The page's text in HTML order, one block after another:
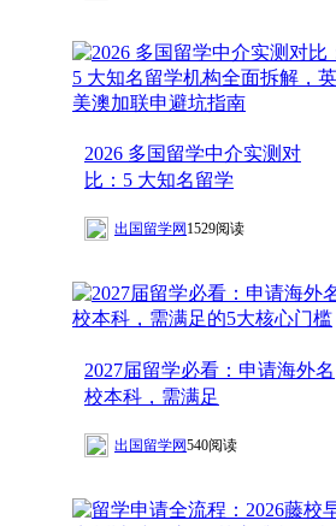
2026 多国留学中介实测对
比：5 大知名留学
1529阅读
出国留学网
2027届留学必看：申请海外名
校本科，需满足
540阅读
出国留学网